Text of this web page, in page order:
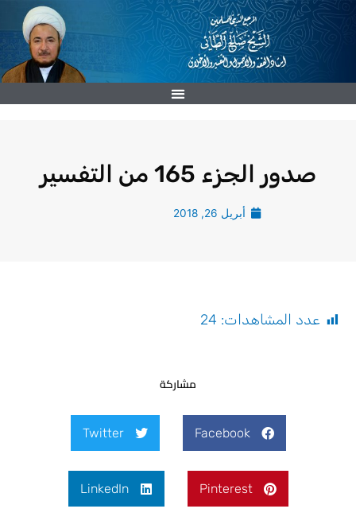
تخطي
صدور الجزء 165 من التفسير
أبريل 26, 2018
عدد المشاهدات: 24
مشاركة
Facebook
Twitter
Pinterest
LinkedIn